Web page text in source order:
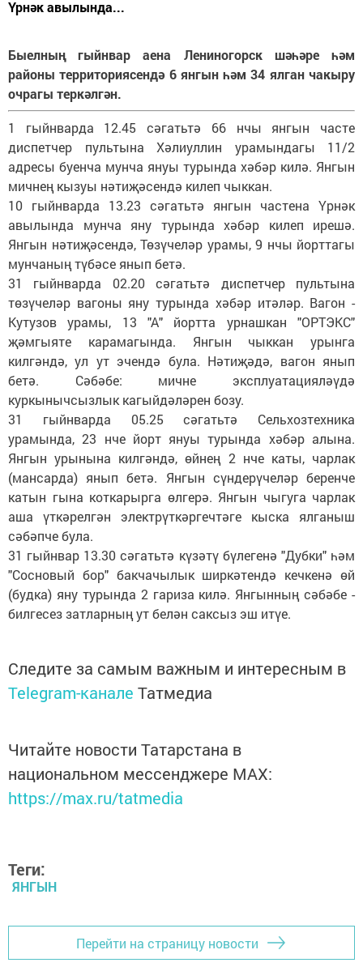
Үрнәк авылында...
Быелның гыйнвар аена Лениногорск шәһәре һәм
районы территориясендә 6 янгын һәм 34 ялган чакыру
очрагы теркәлгән.
1 гыйнварда 12.45 сәгатьтә 66 нчы янгын часте
диспетчер пультына Хәлиуллин урамындагы 11/2
адресы буенча мунча януы турында хәбәр килә. Янгын
мичнең кызуы нәтиҗәсендә килеп чыккан.
10 гыйнварда 13.23 сәгатьтә янгын частена Үрнәк
авылында мунча яну турында хәбәр килеп ирешә.
Янгын нәтиҗәсендә, Төзүчеләр урамы, 9 нчы йорттагы
мунчаның түбәсе янып бетә.
31 гыйнварда 02.20 сәгатьтә диспетчер пультына
төзүчеләр вагоны яну турында хәбәр итәләр. Вагон -
Кутузов урамы, 13 "А" йортта урнашкан "ОРТЭКС"
җәмгыяте карамагында. Янгын чыккан урынга
килгәндә, ул ут эчендә була. Нәтиҗәдә, вагон янып
бетә. Сәбәбе: мичне эксплуатацияләүдә
куркынычсызлык кагыйдәләрен бозу.
31 гыйнварда 05.25 сәгатьтә Сельхозтехника
урамында, 23 нче йорт януы турында хәбәр алына.
Янгын урынына килгәндә, өйнең 2 нче каты, чарлак
(мансарда) янып бетә. Янгын сүндерүчеләр беренче
катын гына коткарырга өлгерә. Янгын чыгуга чарлак
аша үткәрелгән электрүткәргечтәге кыска ялганыш
сәбәпче була.
31 гыйнвар 13.30 сәгатьтә күзәтү бүлегенә "Дубки" һәм
"Сосновый бор" бакчачылык ширкәтендә кечкенә өй
(будка) яну турында 2 гариза килә. Янгынның сәбәбе -
билгесез затларның ут белән саксыз эш итүе.
Следите за самым важным и интересным в
Telegram-канале Татмедиа
Читайте новости Татарстана в
национальном мессенджере MАХ:
https://max.ru/tatmedia
Теги:
ЯНГЫН
Перейти на страницу новости